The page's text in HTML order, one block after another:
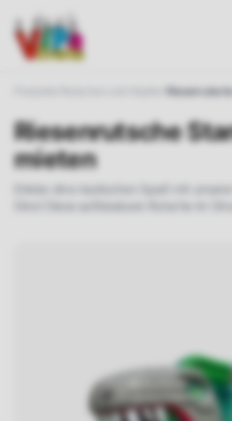
Riesenrutsche
mieten
Erlebe dino-tastischen Spaß mit